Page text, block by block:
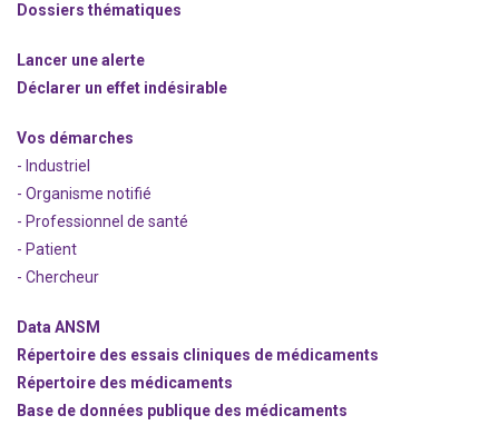
Dossiers thématiques
Lancer une alerte
Déclarer un effet indésirable
Vos démarches
- Industriel
- Organisme notifié
- Professionnel de santé
- Patient
- Chercheur
Data ANSM
Répertoire des essais cliniques de médicaments
Répertoire des médicaments
Base de données publique des médicaments